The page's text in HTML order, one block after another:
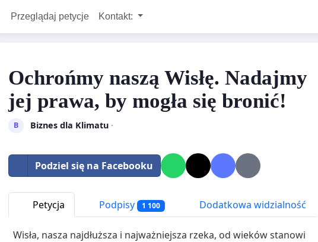
Przeglądaj petycje Kontakt:
Ochrońmy naszą Wisłę. Nadajmy
jej prawa, by mogła się bronić!
B Biznes dla Klimatu·
Podziel się na Facebooku
Petycja Podpisy 1 100 Dodatkowa widzialność
Wisła, nasza najdłuższa i najważniejsza rzeka, od wieków stanowi